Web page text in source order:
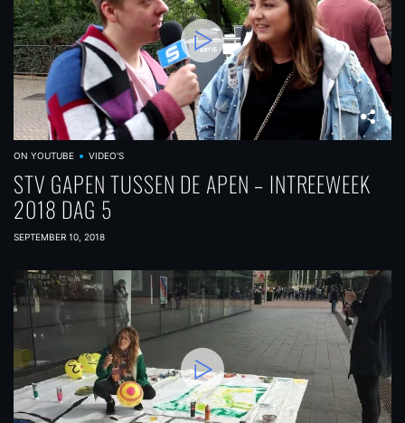
ON YOUTUBE VIDEO'S
STV GAPEN TUSSEN DE APEN – INTREEWEEK
2018 DAG 5
SEPTEMBER 10, 2018